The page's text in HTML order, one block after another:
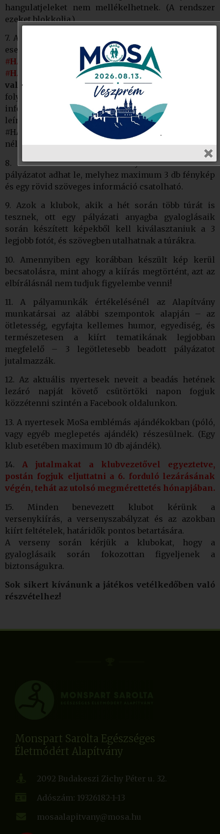
hangulatjeleket nem mellékelhetnek. (A rendszer
ezeket blokkolja.)
7. A képek fölé a következő szöveget kérjük minden
esetben megjeleníteni: pl:
#HÁZIVERSENY2025február,
#HÁZIVERSENY2025március, és így tovább
valamint a klub és a klubvezető nevét
folyamatosan írhatóak a képpel kapcsolatos további
információk. (Helyszín, jelenlévők, események
leírása stb.) Nagyon fontos: pl. a
#HÁZIVERSENY2025február szóösszetételt szóköz
nélkül kell megjeleníteni!
8. Minden klub a heti verseny során csak 1 db
pályázatot adhat le, melyhez maximum 3 db fénykép
és egy rövid szöveges információ csatolható.
9. Azok a klubok, akik a hét során több túrát is
tesznek, ott egy pályázati anyagba gyaloglásaik
során készített képekből kell kiválasztaniuk a 3
legjobb fotót, és szövegben utalhatnak a túrákra.
10. Amennyiben egy korábban készült kép kerül
becsatolásra, mint ahogy a kiírás megtörtént, azt az
elbírálásnál nem tudjuk figyelembe venni!
11. A pályamunkák értékelésénél az Alapítvány
munkatársai az alábbi szempontok alapján – az
ötletesség, egyfajta kellemes humor, egyediség, és
természetesen a kiírt tematikának legjobban
megfelelő – 3 legötletesebb beadott pályázatot
jutalmazzák.
12. Az aktuális nyertesek neveit a beadás hetének
lezáró napját követő csütörtöki napon fogjuk
közzétenni szintén a Facebook oldalunkon.
13. A nyertesek MoSa emblémás ajándékokban (póló,
vagy egyéb meglepetés ajándék) részesülnek. (Egy
klub esetében maximum 10 db ajándék).
14.A jutalmakat a klubvezetővel egyeztetve,
postán fogjuk eljuttatni a 6. forduló lezárásának
végén, tehát az utolsó megmérettetés hónapjában.
15. Minden benevezett klubot kérünk a
versenykiírás, a versenyszabályzat és az azokban
kiírt feltételek, határidők pontos betartására.
A verseny során kérjük a klubokat, hogy a
gyaloglásaik során fokozottan figyeljenek a
biztonságukra.
Sok sikert kívánunk a játékos vetélkedőben való
részvételhez!
Monspart Sarolta Egészséges
Életmódért Alapítvány
2092 Budakeszi Zichy Péter u. 32.
Adószám: 19326182-1-13
mosaalapitvany@mosa.hu